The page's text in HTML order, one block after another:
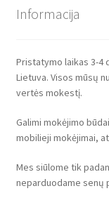
Informacija
Pristatymo laikas 3-4
Lietuva. Visos mūsų
vertės mokestį.
Galimi mokėjimo
mobilieji mokėjimai,
Mes siūlome tik
neparduodame senų